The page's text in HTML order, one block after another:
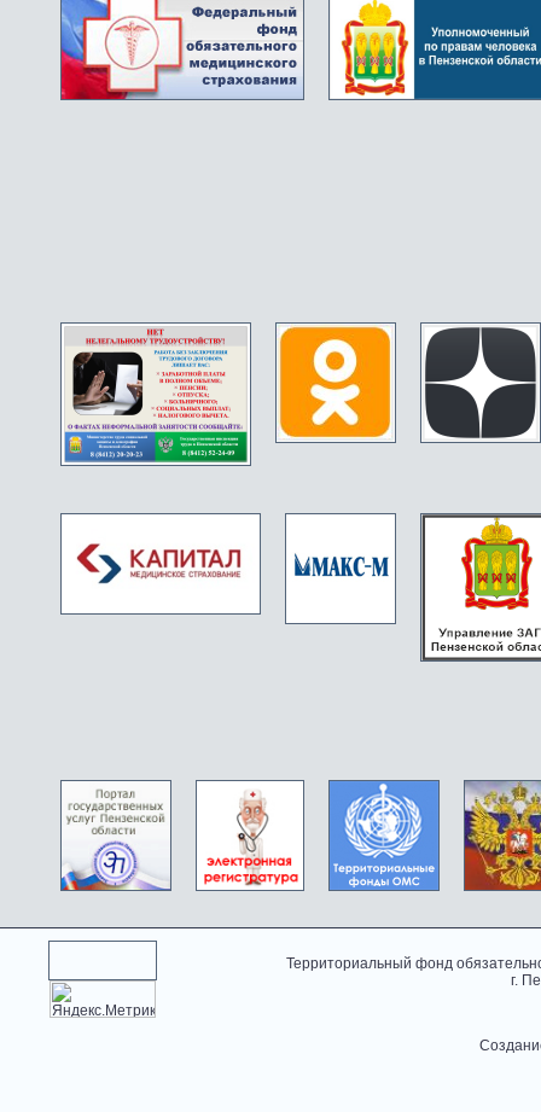
Территориальный фонд
г.